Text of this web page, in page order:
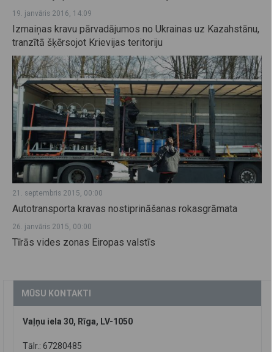
19. janvāris 2016, 14:09
Izmaiņas kravu pārvadājumos no Ukrainas uz Kazahstānu,
tranzītā šķērsojot Krievijas teritoriju
21. septembris 2015, 00:00
Autotransporta kravas nostiprināšanas rokasgrāmata
26. janvāris 2015, 00:00
Tīrās vides zonas Eiropas valstīs
MŪSU KONTAKTI
Vaļņu iela 30, Rīga, LV-1050
Tālr.: 67280485